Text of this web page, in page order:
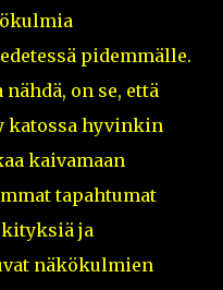
pidemmälle.
on se, että
katossa hyvinkin
kaivamaan
tapahtumat
ja
näkökulmien